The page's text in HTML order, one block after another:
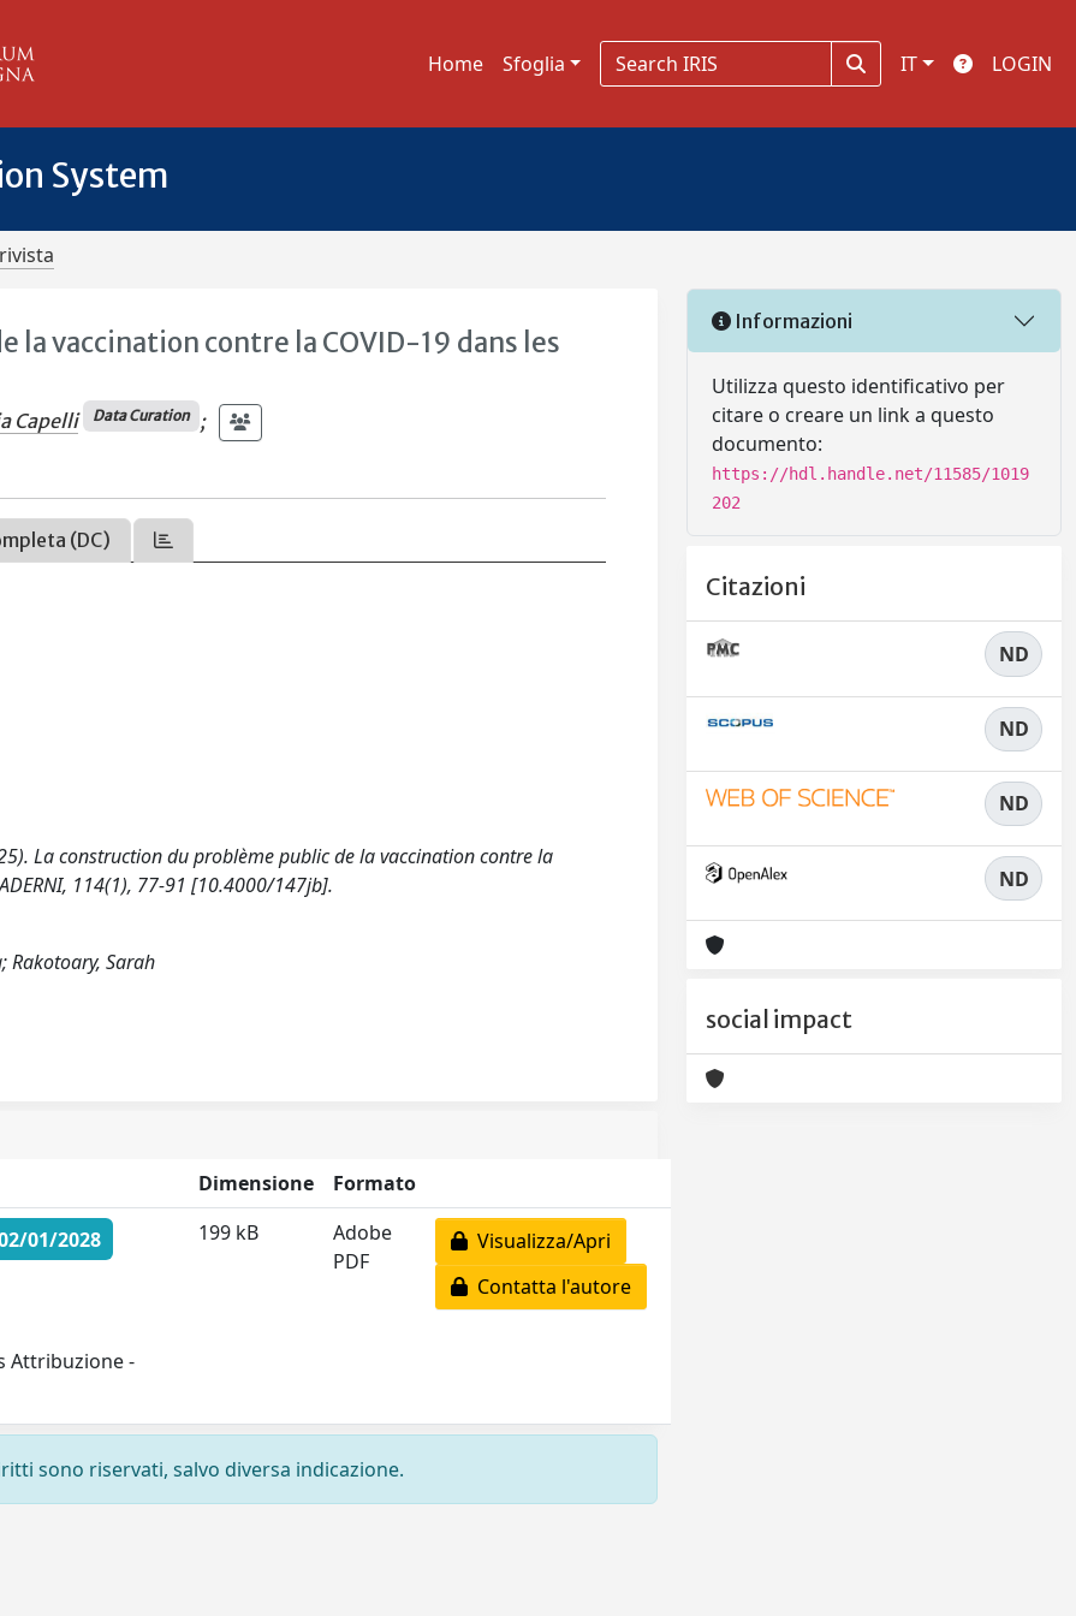
Home Sfoglia IT LOGIN
System
vaccination contre la COVID-19 dans les
Capelli Data Curation ;
(DC)
La construction du problème public de la vaccination contre la
114(1), 77-91 [10.4000/147jb].
Rakotoary, Sarah
Dimensione Formato
01/2028
Attribuzione -
199 kB
Adobe
PDF
Visualizza/Apri
Contatta l'autore
sono riservati, salvo diversa indicazione.
Informazioni
Utilizza questo identificativo per
citare o creare un link a questo
documento:
https://hdl.handle.net/11585/1019
202
Citazioni
ND
ND
ND
ND
social impact